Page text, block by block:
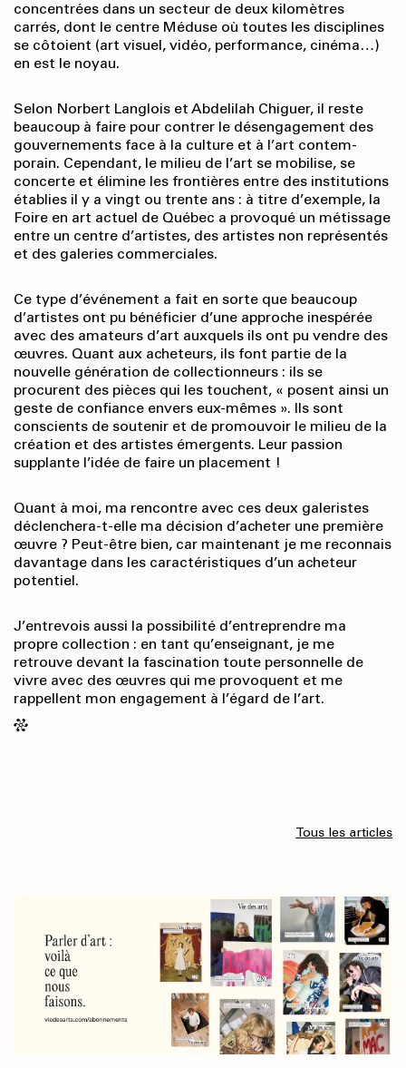
concentrées dans un secteur de deux kilomètres
carrés, dont le centre Méduse où toutes les disciplines
se côtoient (art visuel, vidéo, performance, cinéma…)
en est le noyau.
Selon Norbert Langlois et Abdelilah Chiguer, il reste
beaucoup à faire pour contrer le désengagement des
gouvernements face à la culture et à l’art contem­
porain. Cependant, le milieu de l’art se mobilise, se
concerte et élimine les frontières entre des insti­tutions
établies il y a vingt ou trente ans : à titre d’exemple, la
Foire en art actuel de Québec a provoqué un métissage
entre un centre d’artistes, des artistes non représentés
et des galeries commerciales.
Ce type d’événement a fait en sorte que beaucoup
d’artistes ont pu bénéficier d’une approche inespérée
avec des amateurs d’art auxquels ils ont pu vendre des
œuvres. Quant aux acheteurs, ils font partie de la
nouvelle génération de collectionneurs : ils se
procurent des pièces qui les touchent, « posent ainsi un
geste de confiance envers eux-mêmes ». Ils sont
conscients de soutenir et de promouvoir le milieu de la
création et des artistes émergents. Leur passion
supplante l’idée de faire un placement !
Quant à moi, ma rencontre avec ces deux galeristes
déclenchera-t-elle ma décision d’acheter une première
œuvre ? Peut-être bien, car maintenant je me reconnais
davantage dans les caractéristiques d’un acheteur
potentiel.
J’entrevois aussi la possibilité d’entreprendre ma
propre collection : en tant qu’enseignant, je me
retrouve devant la fascination toute personnelle de
vivre avec des œuvres qui me provoquent et me
rappellent mon engagement à l’égard de l’art.
Tous les articles